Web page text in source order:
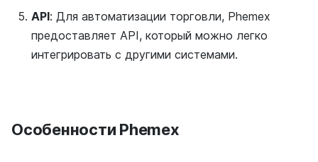
API: Для автоматизации торговли, Phemex
предоставляет API, который можно легко
интегрировать с другими системами.
Особенности Phemex